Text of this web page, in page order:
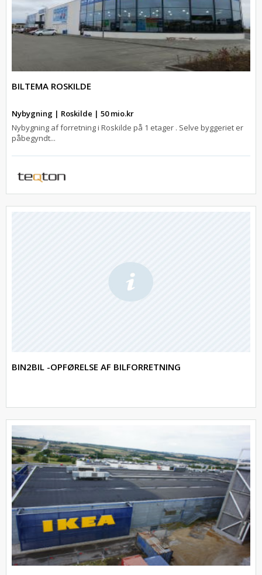
BILTEMA ROSKILDE
Nybygning | Roskilde | 50 mio.kr
Nybygning af forretning i Roskilde på 1 etager . Selve byggeriet er
påbegyndt...
BIN2BIL -OPFØRELSE AF BILFORRETNING